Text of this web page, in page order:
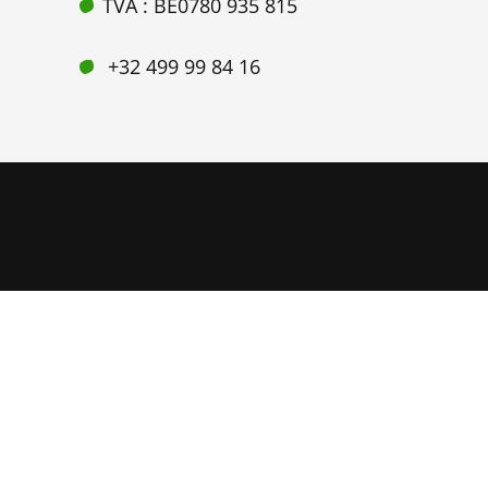
TVA : BE0780 935 815
+32 499 99 84 16